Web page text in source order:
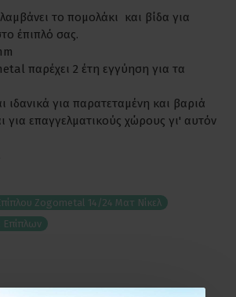
το πομολάκι και βίδα για
έπιπλό σας.
παρέχει 2 έτη εγγύηση για τα
ιδανικά για παρατεταμένη και βαριά
για επαγγελματικούς χώρους γι' αυτόν
Zogometal 14/24 Ματ Νίκελ
Επίπλων